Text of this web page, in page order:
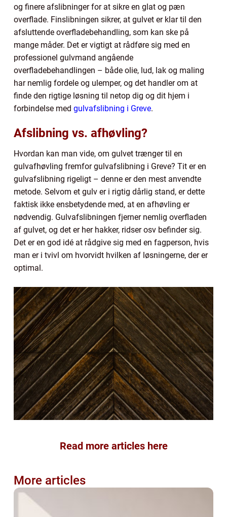
og finere afslibninger for at sikre en glat og pæn
overflade. Finslibningen sikrer, at gulvet er klar til den
afsluttende overfladebehandling, som kan ske på
mange måder. Det er vigtigt at rådføre sig med en
professionel gulvmand angående
overfladebehandlingen – både olie, lud, lak og maling
har nemlig fordele og ulemper, og det handler om at
finde den rigtige løsning til netop dig og dit hjem i
forbindelse med gulvafslibning i Greve.
Afslibning vs. afhøvling?
Hvordan kan man vide, om gulvet trænger til en
gulvafhøvling fremfor gulvafslibning i Greve? Tit er en
gulvafslibning rigeligt – denne er den mest anvendte
metode. Selvom et gulv er i rigtig dårlig stand, er dette
faktisk ikke ensbetydende med, at en afhøvling er
nødvendig. Gulvafslibningen fjerner nemlig overfladen
af gulvet, og det er her hakker, ridser osv befinder sig.
Det er en god idé at rådgive sig med en fagperson, hvis
man er i tvivl om hvorvidt hvilken af løsningerne, der er
optimal.
Read more articles here
More articles